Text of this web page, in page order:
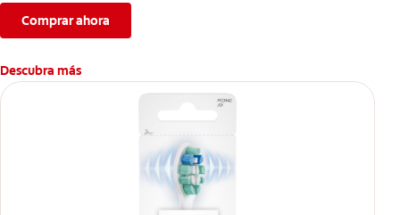
Comprar ahora
Descubra más